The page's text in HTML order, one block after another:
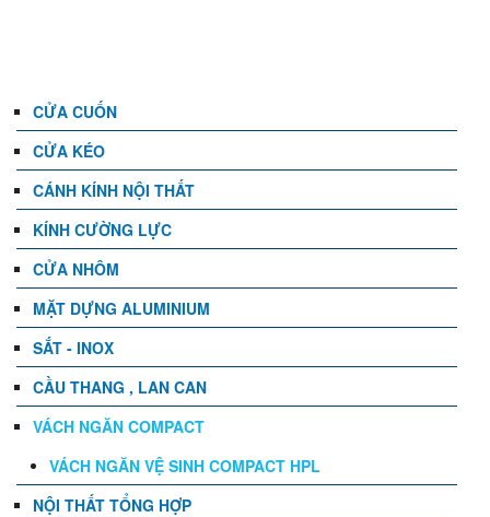
CỬA CUỐN
CỬA KÉO
CÁNH KÍNH NỘI THẤT
KÍNH CƯỜNG LỰC
CỬA NHÔM
MẶT DỰNG ALUMINIUM
SẮT - INOX
CẦU THANG , LAN CAN
VÁCH NGĂN COMPACT
VÁCH NGĂN VỆ SINH COMPACT HPL
NỘI THẤT TỔNG HỢP